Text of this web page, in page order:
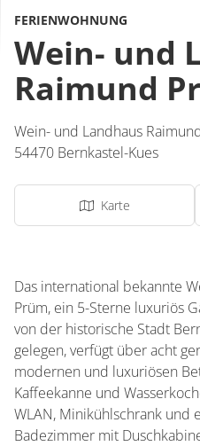
FERIENWOHNUNG
Wein- und
Raimund
Wein- und Landhaus
54470 Bernkastel-Kues
Karte
Das international bekannte
Prüm, ein 5-Sterne luxuriös
von der historische Stadt
gelegen, verfügt über acht
modernen und luxuriösen
Kaffeekanne und
WLAN, Minikühlschrank und
Badezimmer mit